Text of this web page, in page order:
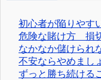
初心者が陥りやす
危険な賭け方 損
なかなか儲けられ
不安ならやめまし
ずっと勝ち続ける